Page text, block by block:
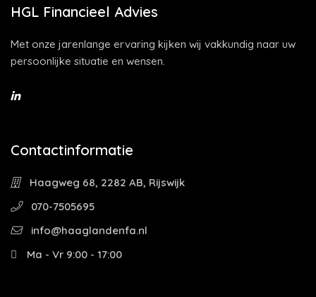
HGL Financieel Advies
Met onze jarenlange ervaring kijken wij vakkundig naar uw
persoonlijke situatie en wensen.
Contactinformatie
Haagweg 68, 2282 AB, Rijswijk
070-7505695
info@haaglandenfa.nl
Ma - Vr 9:00 - 17:00